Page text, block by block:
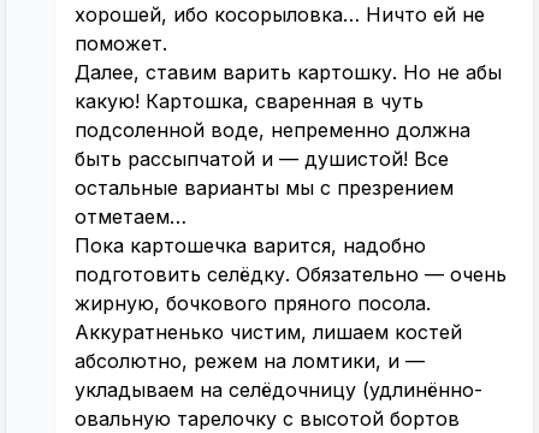
хорошей, ибо косорыловка… Ничто ей не
поможет.
Далее, ставим варить картошку. Но не абы
какую! Картошка, сваренная в чуть
подсоленной воде, непременно должна
быть рассыпчатой и — душистой! Все
остальные варианты мы с презрением
отметаем…
Пока картошечка варится, надобно
подготовить селёдку. Обязательно — очень
жирную, бочкового пряного посола.
Аккуратненько чистим, лишаем костей
абсолютно, режем на ломтики, и —
укладываем на селёдочницу (удлинённо-
овальную тарелочку с высотой бортов